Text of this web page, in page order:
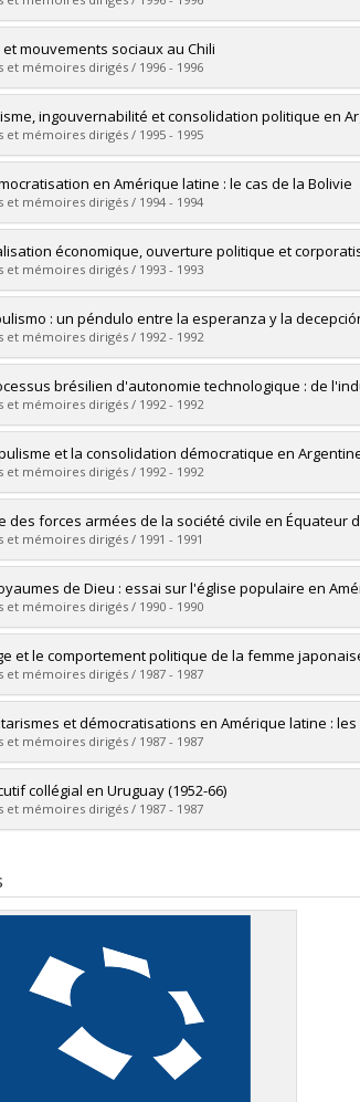
obtenu :M. Sc.
le document dans Papyrus
:Ancelovici, Marcos
Maîtrise
obtenu :M. Sc.
le document dans Papyrus
et mouvements sociaux au Chili
et mémoires dirigés / 1996 - 1996
:Bélanger, Bruno
Maîtrise
obtenu :M. Sc.
le document dans Papyrus
ingouvernabilité et consolidation politique en
et mémoires dirigés / 1995 - 1995
:Mayer, Jean François
Maîtrise
obtenu :M. Sc.
le document dans Papyrus
en Amérique latine : le cas de la Bolivie
et mémoires dirigés / 1994 - 1994
:Roy, Alain
Maîtrise
obtenu :M. Sc.
le document dans Papyrus
économique, ouverture politique et
et mémoires dirigés / 1993 - 1993
: Veilleux, Martine
Maîtrise
obtenu :M. Sc.
le document dans Papyrus
: un péndulo entre la esperanza y la
et mémoires dirigés / 1992 - 1992
: Wills Obregón, María Emma
Maîtrise
obtenu :M. Sc.
le document dans Papyrus
brésilien d'autonomie technologique : de
et mémoires dirigés / 1992 - 1992
: Moreira, Angela
Maîtrise
obtenu :M. Sc.
le document dans Papyrus
et la consolidation démocratique en
et mémoires dirigés / 1992 - 1992
:Carpentier, Jean
Maîtrise
obtenu :M. Sc.
le document dans Papyrus
des forces armées de la société civile en Équateur
et mémoires dirigés / 1991 - 1991
:Leclerc, Jasmine
Maîtrise
obtenu :M. Sc.
le document dans Papyrus
de Dieu : essai sur l'église populaire en
et mémoires dirigés / 1990 - 1990
:Décarie, Emmanuel
Maîtrise
obtenu :M. Sc.
le document dans Papyrus
et le comportement politique de la femme
et mémoires dirigés / 1987 - 1987
:Tozawa, Fumiko
Maîtrise
obtenu :M. Sc.
le document dans Papyrus
et démocratisations en Amérique latine :
et mémoires dirigés / 1987 - 1987
:Balladier, Jean-Louis
Maîtrise
obtenu :M. Sc.
collégial en Uruguay (1952-66)
et mémoires dirigés / 1987 - 1987
obtenu :M. Sc.
le document dans Papyrus